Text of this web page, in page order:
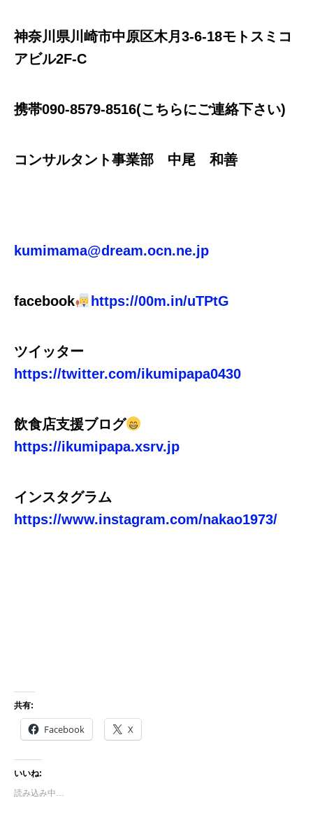
神奈川県川崎市中原区木月3-6-18モトスミコ
アビル2F-C
携帯090-8579-8516(こちらにご連絡下さい)
コンサルタント事業部 中尾 和善
kumimama@dream.ocn.ne.jp
facebook https://00m.in/uTPtG
ツイッター
https://twitter.com/ikumipapa0430
飲食店支援ブログ
https://ikumipapa.xsrv.jp
インスタグラム
https://www.instagram.com/nakao1973/
共有:
Facebook X
いいね:
読み込み中…